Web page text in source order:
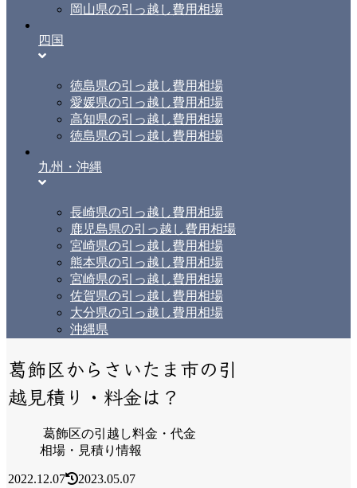
岡山県の引っ越し費用相場
四国
徳島県の引っ越し費用相場
愛媛県の引っ越し費用相場
高知県の引っ越し費用相場
徳島県の引っ越し費用相場
九州・沖縄
長崎県の引っ越し費用相場
鹿児島県の引っ越し費用相場
宮崎県の引っ越し費用相場
熊本県の引っ越し費用相場
宮崎県の引っ越し費用相場
佐賀県の引っ越し費用相場
大分県の引っ越し費用相場
沖縄県
葛飾区からさいたま市の引
越見積り・料金は？
葛飾区の引越し料金・代金
相場・見積り情報
2022.12.07 2023.05.07